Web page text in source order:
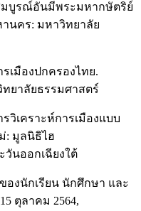
มบูรณ์อันมีพระมหากษัตริย์
านคร: มหาวิทยาลัย
เมืองปกครองไทย.
ยาลัยธรรมศาสตร์
วิเคราะห์การเมืองแบบ
: มูลนิธิไฮ
วันออกเฉียงใต้
องนักเรียน นักศึกษา และ
ตุลาคม 2564,